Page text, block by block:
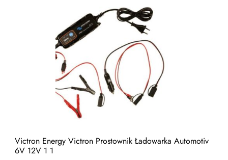
Victron Energy Victron Prostownik Ładowarka Automotiv
6V 12V 1 1